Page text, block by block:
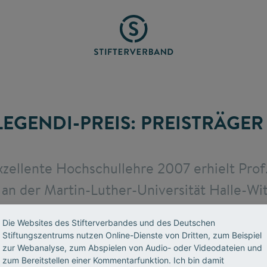
PREIS:
Hochschullehre 2007 erhielt
der Martin-Luther-Universität Halle-
Instituts für Wirtschaftsrecht. In
Preis in den Rechtswissenschaften
Die Websites des Stifterverbandes und des Deutschen
Stiftungszentrums nutzen Online-Dienste von Dritten, zum Beispiel
zur Webanalyse, zum Abspielen von Audio- oder Videodateien und
zum Bereitstellen einer Kommentarfunktion. Ich bin damit